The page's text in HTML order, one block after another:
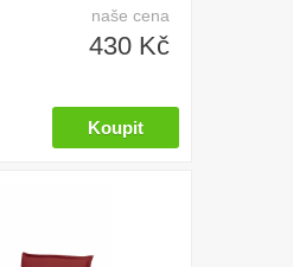
naše cena
430 Kč